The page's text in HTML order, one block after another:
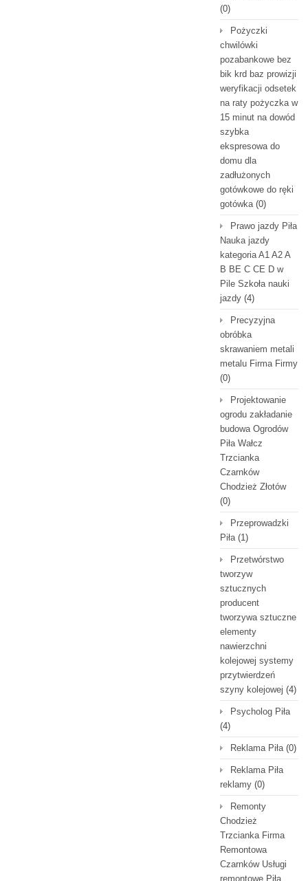
(0)
Pożyczki
chwilówki
pozabankowe bez
bik krd baz prowizji
weryfikacji odsetek
na raty pożyczka w
15 minut na dowód
szybka
ekspresowa do
domu dla
zadłużonych
gotówkowe do ręki
gotówka(0)
Prawo jazdy Piła
Nauka jazdy
kategoria A1 A2 A
B BE C CE D‎ w
Pile Szkoła nauki
jazdy (4)
Precyzyjna
obróbka
skrawaniem metali
metalu Firma Firmy
(0)
Projektowanie
ogrodu zakładanie
budowa Ogrodów
Piła Wałcz
Trzcianka
Czarnków
Chodzież Złotów
(0)
Przeprowadzki
Piła(1)
Przetwórstwo
tworzyw
sztucznych
producent
tworzywa sztuczne
elementy
nawierzchni
kolejowej systemy
przytwierdzeń
szyny kolejowej (4)
Psycholog Piła
(4)
Reklama Piła(0)
Reklama Piła
reklamy (0)
Remonty
Chodzież
Trzcianka Firma
Remontowa
Czarnków Usługi
remontowe Piła